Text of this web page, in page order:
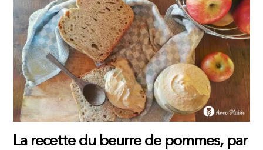
La recette du beurre de pommes, par